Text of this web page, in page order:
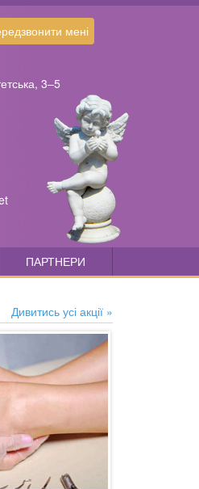
мені
3–5
ПАРТНЕРИ
Дивитись усі акції »